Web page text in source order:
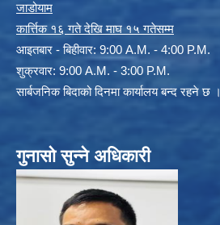
जाडोयाम
कार्त्तिक १६ गते देखि माघ १५ गतेसम्म
आइतबार - बिहीवार: 9:00 A.M. - 4:00 P.M.
शुक्रवार: 9:00 A.M. - 3:00 P.M.
सार्बजनिक बिदाको दिनमा कार्यालय बन्द रहने छ ।
गुनासो सुन्ने अधिकारी